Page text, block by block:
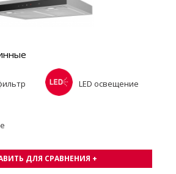
LED освещение
ДЛЯ СРАВНЕНИЯ +